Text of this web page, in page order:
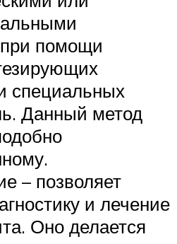
помощи
специальных
Данный метод
– позволяет
и лечение
Оно делается